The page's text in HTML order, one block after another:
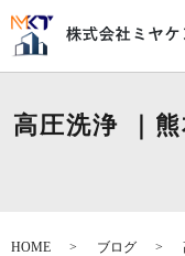
高圧洗浄 ｜
HOME ブログ